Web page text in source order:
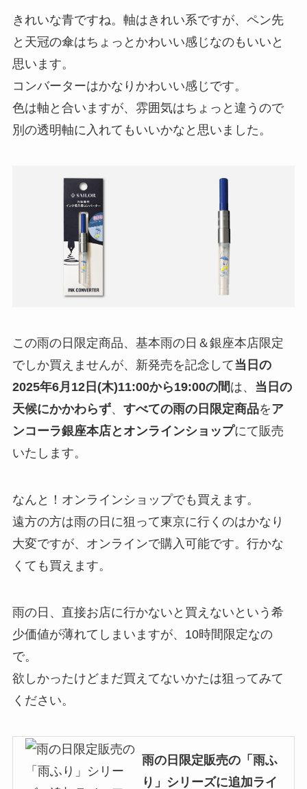
きれいな青ですね。軸はきれい系ですが、ペン先
と天冠の傘はちょっとかわいい感じなのもいいと
思います。
コンバーターはかなりかわいい感じです。
色は軸と合いますが、雰囲気はちょっと違うので
別の透明軸に入れてもいいかなと思いました。
この雨の日限定商品、基本雨の日＆銀座本店限定
でしか買えませんが、新発売を記念して当日の
2025年6月12日(木)11:00から19:00の間は、 当日の
天候にかかわらず、 すべての雨の日限定商品をア
ンコーラ銀座本店とオンラインショップにて販売
いたします。
なんと！オンラインショップでも買えます。
遠方の方は雨の日に狙って東京に行くのはかなり
大変ですが、オンラインで購入可能です。行かな
くても買えます。
雨の日、直接お店に行かないと買えないという希
少価値が薄れてしまいますが、10時間限定なの
で。
欲しかったけどまだ買えてないかたは狙ってみて
ください。
雨の日限定販売の「雨ふ
り」シリーズに追加ライ